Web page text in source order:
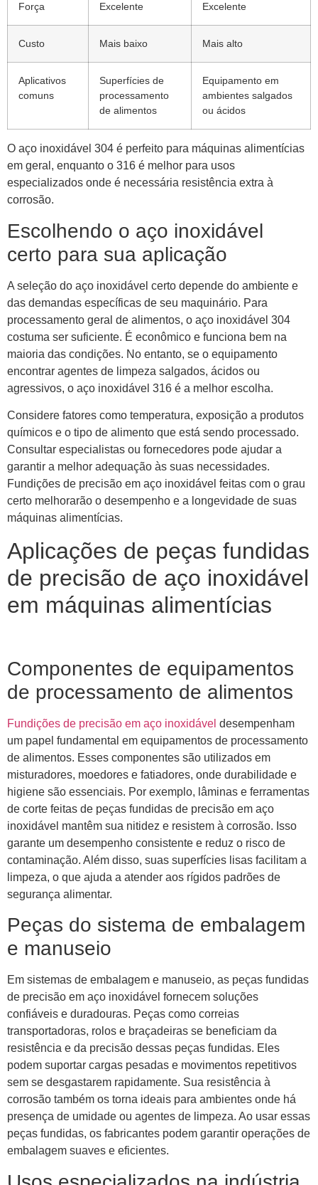
Força Excelente Excelente
Custo Mais baixo Mais alto
Aplicativos
comuns
Superfícies de
processamento
de alimentos
Equipamento em
ambientes salgados
ou ácidos
O aço inoxidável 304 é perfeito para máquinas alimentícias
em geral, enquanto o 316 é melhor para usos
especializados onde é necessária resistência extra à
corrosão.
Escolhendo o aço inoxidável
certo para sua aplicação
A seleção do aço inoxidável certo depende do ambiente e
das demandas específicas de seu maquinário. Para
processamento geral de alimentos, o aço inoxidável 304
costuma ser suficiente. É econômico e funciona bem na
maioria das condições. No entanto, se o equipamento
encontrar agentes de limpeza salgados, ácidos ou
agressivos, o aço inoxidável 316 é a melhor escolha.
Considere fatores como temperatura, exposição a produtos
químicos e o tipo de alimento que está sendo processado.
Consultar especialistas ou fornecedores pode ajudar a
garantir a melhor adequação às suas necessidades.
Fundições de precisão em aço inoxidável feitas com o grau
certo melhorarão o desempenho e a longevidade de suas
máquinas alimentícias.
Aplicações de peças fundidas
de precisão de aço inoxidável
em máquinas alimentícias
Componentes de equipamentos
de processamento de alimentos
Fundições de precisão em aço inoxidável desempenham
um papel fundamental em equipamentos de processamento
de alimentos. Esses componentes são utilizados em
misturadores, moedores e fatiadores, onde durabilidade e
higiene são essenciais. Por exemplo, lâminas e ferramentas
de corte feitas de peças fundidas de precisão em aço
inoxidável mantêm sua nitidez e resistem à corrosão. Isso
garante um desempenho consistente e reduz o risco de
contaminação. Além disso, suas superfícies lisas facilitam a
limpeza, o que ajuda a atender aos rígidos padrões de
segurança alimentar.
Peças do sistema de embalagem
e manuseio
Em sistemas de embalagem e manuseio, as peças fundidas
de precisão em aço inoxidável fornecem soluções
confiáveis ​​e duradouras. Peças como correias
transportadoras, rolos e braçadeiras se beneficiam da
resistência e da precisão dessas peças fundidas. Eles
podem suportar cargas pesadas e movimentos repetitivos
sem se desgastarem rapidamente. Sua resistência à
corrosão também os torna ideais para ambientes onde há
presença de umidade ou agentes de limpeza. Ao usar essas
peças fundidas, os fabricantes podem garantir operações de
embalagem suaves e eficientes.